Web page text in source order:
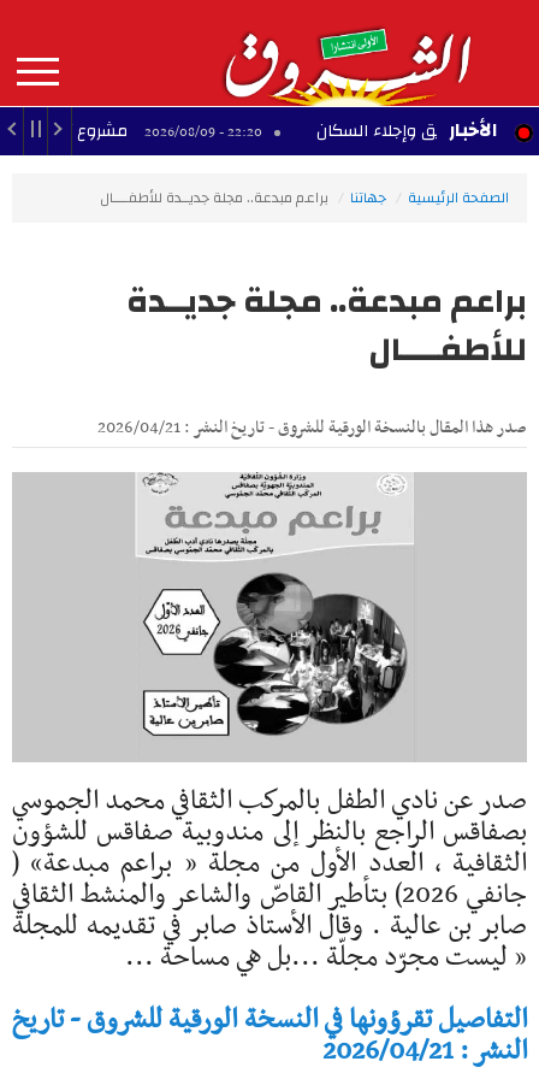
contenu
principal
MAIN
NAVIGATION الأخبار
حريق وإجلاء السكان مشروع تجاري متوقف
الصفحة الرئيسية جهاتنا براعم مبدعة.. مجلة جديــدة للأطفــــال
براعم مبدعة.. مجلة جديــدة
للأطفــــال
صدر هذا المقال بالنسخة الورقية للشروق - تاريخ النشر : 2026/04/21
صدر عن نادي الطفل بالمركب الثقافي محمد الجموسي
بصفاقس الراجع بالنظر إلى مندوبية صفاقس للشؤون
الثقافية ، العدد الأول من مجلة « براعم مبدعة» (
جانفي 2026) بتأطير القاصّ والشاعر والمنشط الثقافي
صابر بن عالية . وقال الأستاذ صابر في تقديمه للمجلة
« ليست مجرّد مجلّة ...بل هي مساحة ...
التفاصيل تقرؤونها في النسخة الورقية للشروق - تاريخ
النشر : 2026/04/21